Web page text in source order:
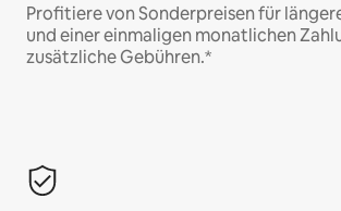
Profitiere von Sonderpreisen für
und einer einmaligen monatlichen
zusätzliche Gebühren.*